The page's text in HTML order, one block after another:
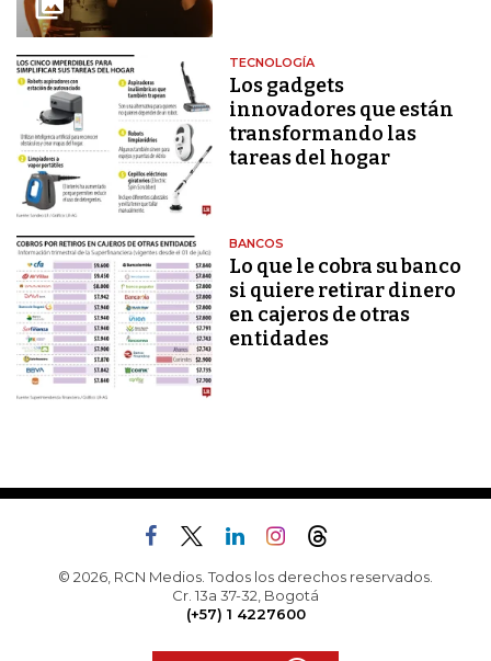
TECNOLOGÍA
Los gadgets
innovadores que están
transformando las
tareas del hogar
BANCOS
Lo que le cobra su banco
si quiere retirar dinero
en cajeros de otras
entidades
© 2026, RCN Medios. Todos los derechos reservados.
Cr. 13a 37-32, Bogotá
(+57) 1 4227600